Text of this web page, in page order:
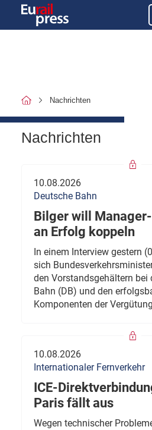
Nachrichten
Nachrichten
10.08.2026
Deutsche Bahn
Bilger will
an Erfolg koppeln
In einem Interview gestern
sich
den Vorstandsgehältern bei
Bahn (DB) und den
Komponenten der
10.08.2026
Internationaler Fernverkehr
ICE-
Paris fällt aus
Wegen technischer